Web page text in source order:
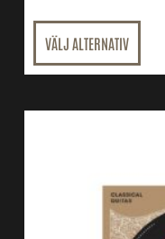
VÄLJ ALTERNATIV